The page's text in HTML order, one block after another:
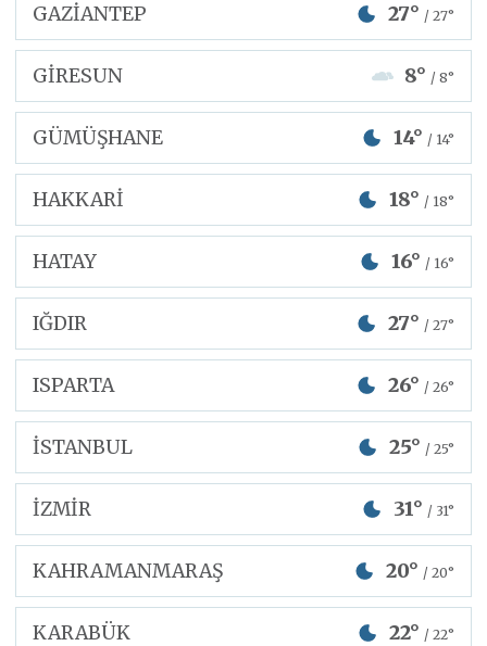
GAZİANTEP 27° / 27°
GİRESUN 8° / 8°
GÜMÜŞHANE 14° / 14°
HAKKARİ 18° / 18°
HATAY 16° / 16°
IĞDIR 27° / 27°
ISPARTA 26° / 26°
İSTANBUL 25° / 25°
İZMİR 31° / 31°
KAHRAMANMARAŞ 20° / 20°
KARABÜK 22° / 22°